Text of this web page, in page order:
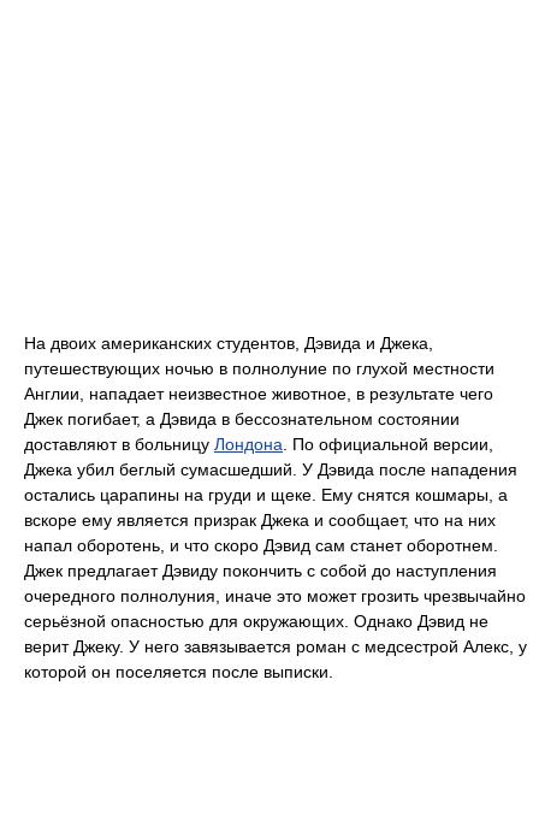
На двоих американских студентов, Дэвида и Джека,
путешествующих ночью в полнолуние по глухой местности
Англии, нападает неизвестное животное, в результате чего
Джек погибает, а Дэвида в бессознательном состоянии
доставляют в больницу Лондона . По официальной версии,
Джека убил беглый сумасшедший. У Дэвида после нападения
остались царапины на груди и щеке. Ему снятся кошмары, а
вскоре ему является призрак Джека и сообщает, что на них
напал оборотень, и что скоро Дэвид сам станет оборотнем.
Джек предлагает Дэвиду покончить с собой до наступления
очередного полнолуния, иначе это может грозить чрезвычайно
серьёзной опасностью для окружающих. Однако Дэвид не
верит Джеку. У него завязывается роман с медсестрой Алекс, у
которой он поселяется после выписки.